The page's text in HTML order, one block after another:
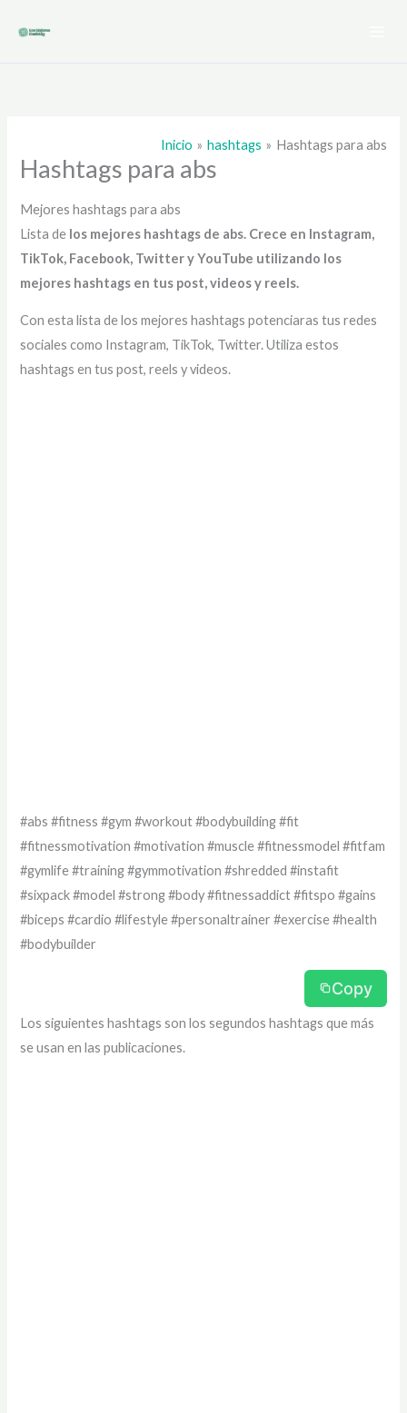
Inicio hashtags Hashtags para abs
Hashtags para abs
Mejores hashtags para abs
Lista de los mejores hashtags de abs. Crece en Instagram,
TikTok, Facebook, Twitter y YouTube utilizando los
mejores hashtags en tus post, videos y reels.
Con esta lista de los mejores hashtags potenciaras tus redes
sociales como Instagram, TikTok, Twitter. Utiliza estos
hashtags en tus post, reels y videos.
#abs #fitness #gym #workout #bodybuilding #fit
#fitnessmotivation #motivation #muscle #fitnessmodel #fitfam
#gymlife #training #gymmotivation #shredded #instafit
#sixpack #model #strong #body #fitnessaddict #fitspo #gains
#biceps #cardio #lifestyle #personaltrainer #exercise #health
#bodybuilder
Copy
Los siguientes hashtags son los segundos hashtags que más
se usan en las publicaciones.